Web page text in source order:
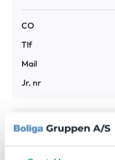
CO
Tlf
Mail
Jr. nr
Fogedret
Retten i Svendborg